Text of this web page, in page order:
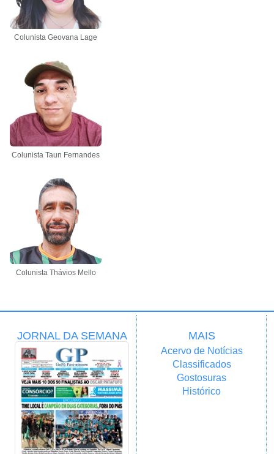
Colunista Geovana Lage
Colunista Taun Fernandes
Colunista Thávios Mello
JORNAL DA SEMANA MAIS
Acervo de Notícias
Classificados
Gostosuras
Histórico